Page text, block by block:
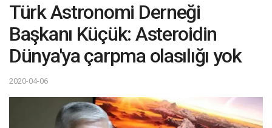
Türk Astronomi Derneği
Başkanı Küçük: Asteroidin
Dünya'ya çarpma olasılığı yok
2020-04-06